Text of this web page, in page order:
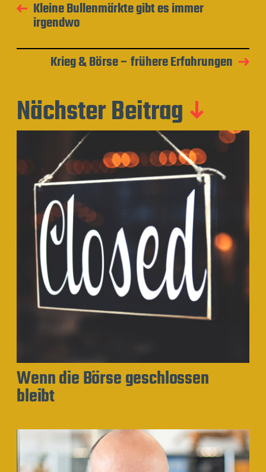
Kleine Bullenmärkte gibt es immer
irgendwo
Krieg & Börse – frühere Erfahrungen
Nächster Beitrag
Wenn die Börse geschlossen
bleibt